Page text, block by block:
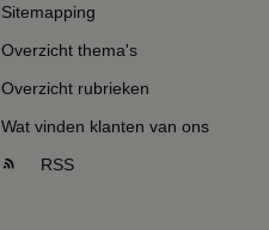
Sitemapping
Overzicht thema's
Overzicht rubrieken
Wat vinden klanten van ons
RSS